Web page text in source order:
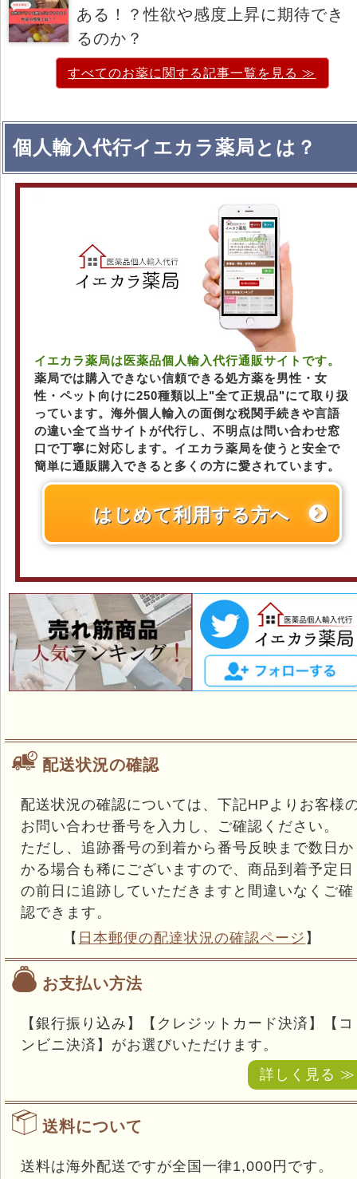
ある！？性欲や感度上昇に期待でき
るのか？
すべてのお薬に関する記事一覧を見る ≫
個人輸入代行イエカラ薬局とは？
イエカラ薬局は医薬品個人輸入代行通販サイトです。
薬局では購入できない信頼できる処方薬を男性・女
性・ペット向けに250種類以上"全て正規品"にて取り扱
っています。海外個人輸入の面倒な税関手続きや言語
の違い全て当サイトが代行し、不明点は問い合わせ窓
口で丁寧に対応します。イエカラ薬局を使うと安全で
簡単に通販購入できると多くの方に愛されています。
はじめて利用する方へ
配送状況の確認
配送状況の確認については、下記HPよりお客様
お問い合わせ番号を入力し、ご確認ください。
ただし、追跡番号の到着から番号反映まで数日か
かる場合も稀にございますので、商品到着予定日
の前日に追跡していただきますと間違いなくご確
認できます。
【 日本郵便の配達状況の確認ページ 】
お支払い方法
【銀行振り込み】【クレジットカード決済】【コ
ンビニ決済】がお選びいただけます。
詳しく見る ≫
送料について
送料は海外配送ですが全国一律1,000円です。